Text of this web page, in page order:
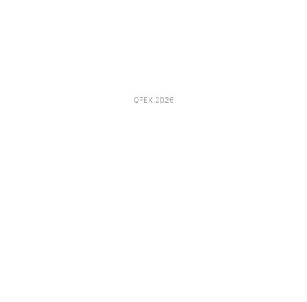
QFEX 2026